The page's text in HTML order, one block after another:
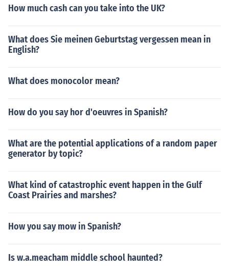
How much cash can you take into the UK?
What does Sie meinen Geburtstag vergessen mean in
English?
What does monocolor mean?
How do you say hor d'oeuvres in Spanish?
What are the potential applications of a random paper
generator by topic?
What kind of catastrophic event happen in the Gulf
Coast Prairies and marshes?
How you say mow in Spanish?
Is w.a.meacham middle school haunted?